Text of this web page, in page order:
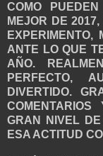
COMO
MEJOR DE
ANTE LO QUE
AÑO.
PERFECTO,
DIVERTIDO.
GRAN NIVEL
ESA ACTITUD